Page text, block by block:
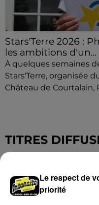
Stars'Terre 2026 :
les ambitions d'un...
À quelques semaines
Stars'Terre, organisée
Château de Courtalain,
TITRES
23h45
23h45
Le respect de
priorité